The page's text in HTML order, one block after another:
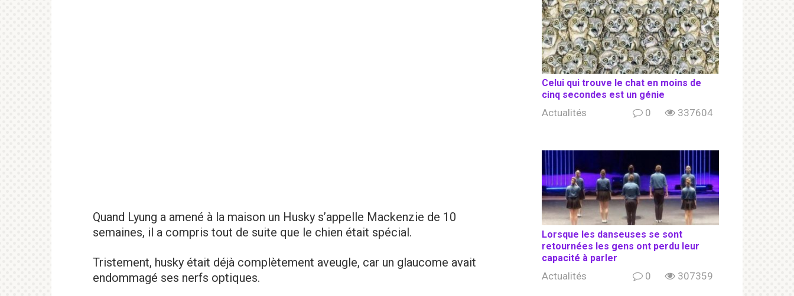
Quand Lyung a amené à la maison un Husky s’appelle Mackenzie de 10
semaines, il a compris tout de suite que le chien était spécial.
Tristement, husky était déjà complètement aveugle, car un glaucome avait
endommagé ses nerfs optiques.
Celui qui trouve le chat en moins de
cinq secondes est un génie
Actualités 0 337604
Lorsque les danseuses se sont
retournées les gens ont perdu leur
capacité à parler
Actualités 0 307359